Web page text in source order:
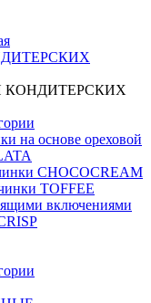
КОНДИТЕРСКИХ
на основе ореховой
CHOCOCREAM
TOFFEE
включениями